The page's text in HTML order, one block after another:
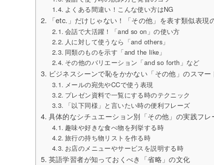
よくある間違い！こんな使い方はNG
「etc.」だけじゃない！「その他」を表す類似表現
会話で大活躍！「and so on」の使い方
人に対して使うなら「and others」
同類のものを示す「and the like」
その他のバリエーション「and so forth」など
ビジネスシーンで恥をかかない「その他」のスマー
メールの宛先やCCで使う表現
プレゼン資料で一覧にする時のテクニック
「以下同様」と言いたい時の便利フレーズ
具体的なシチュエーション別「その他」の実践フレ
趣味や好きな食べ物を列挙する時
旅行の持ち物リストを作る時
お店のメニューやサービスを説明する時
英語学習者が知っておくべき「省略」の文化